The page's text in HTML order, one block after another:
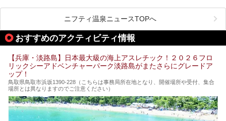
有名な「金泉」と「銀泉」に加え、人工のの炭酸泉まで楽し
める、ある意味「最強」ともいえる施設です。
今回は自慢のお湯をメインにその魅力の数々を紹介します！
ニフティ温泉ニュースTOPへ
おすすめのアクティビティ情報
【兵庫・淡路島】日本最大級の海上アスレチック！２０２６フロ
リックシーアドベンチャーパーク淡路島がまたさらにグレードア
ップ！
鳥取県鳥取市浜坂1390‐228（こちらは事務局所在地となり、開催場所や受付、集合
場所とは異なりますのでご注意ください）